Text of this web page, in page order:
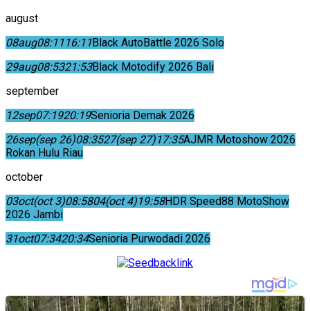
august
08aug08:1116:11Black AutoBattle 2026 Solo
29aug08:5321:53Black Motodify 2026 Bali
september
12sep07:1920:19Senioria Demak 2026
26sep(sep 26)08:3527(sep 27)17:35AJMR Motoshow 2026
Rokan Hulu Riau
october
03oct(oct 3)08:5804(oct 4)19:58HDR Speed88 MotoShow
2026 Jambi
31oct07:3420:34Senioria Purwodadi 2026